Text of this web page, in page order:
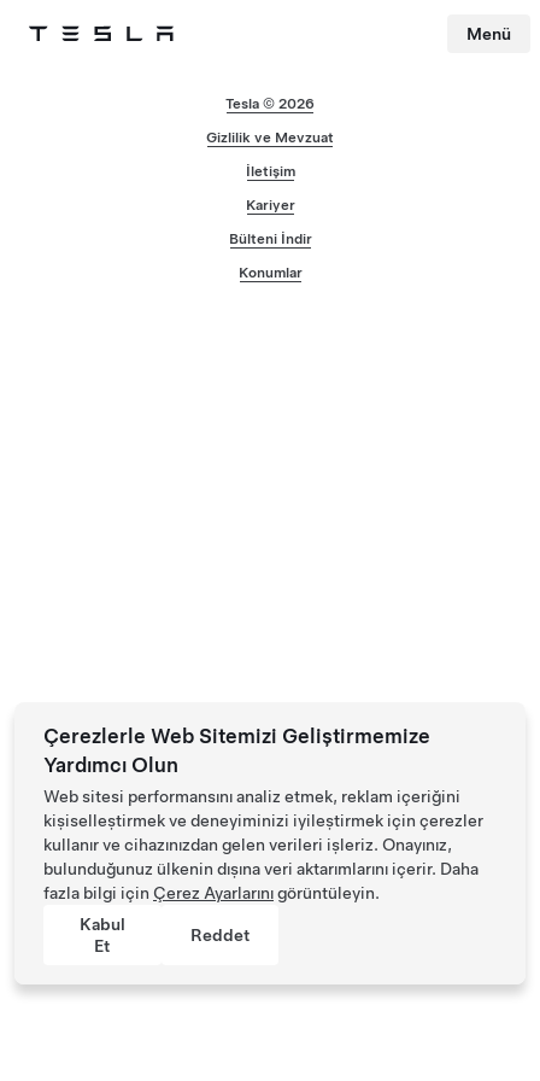
Tesla Menü
Tesla © 2026
Gizlilik ve Mevzuat
İletişim
Kariyer
Bülteni İndir
Konumlar
Çerezlerle Web Sitemizi Geliştirmemize
Yardımcı Olun
Web sitesi performansını analiz etmek, reklam içeriğini
kişiselleştirmek ve deneyiminizi iyileştirmek için çerezler
kullanır ve cihazınızdan gelen verileri işleriz. Onayınız,
bulunduğunuz ülkenin dışına veri aktarımlarını içerir. Daha
fazla bilgi için Çerez Ayarlarınıgörüntüleyin.
Kabul
Et
Reddet